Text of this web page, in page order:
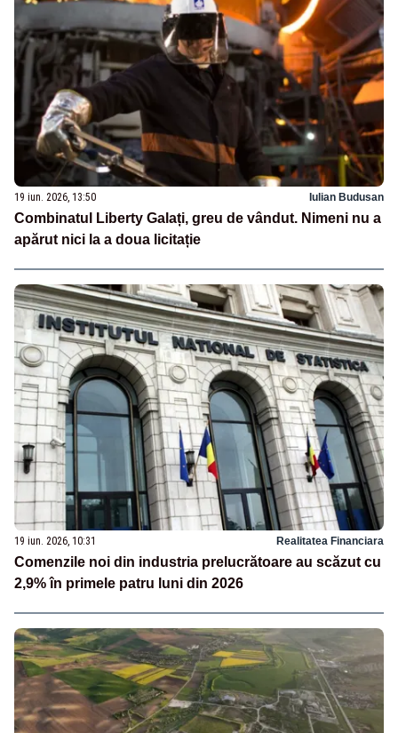
19 iun. 2026, 13:50 Iulian Budusan
Combinatul Liberty Galați, greu de vândut. Nimeni nu a
apărut nici la a doua licitație
19 iun. 2026, 10:31 Realitatea Financiara
Comenzile noi din industria prelucrătoare au scăzut cu
2,9% în primele patru luni din 2026